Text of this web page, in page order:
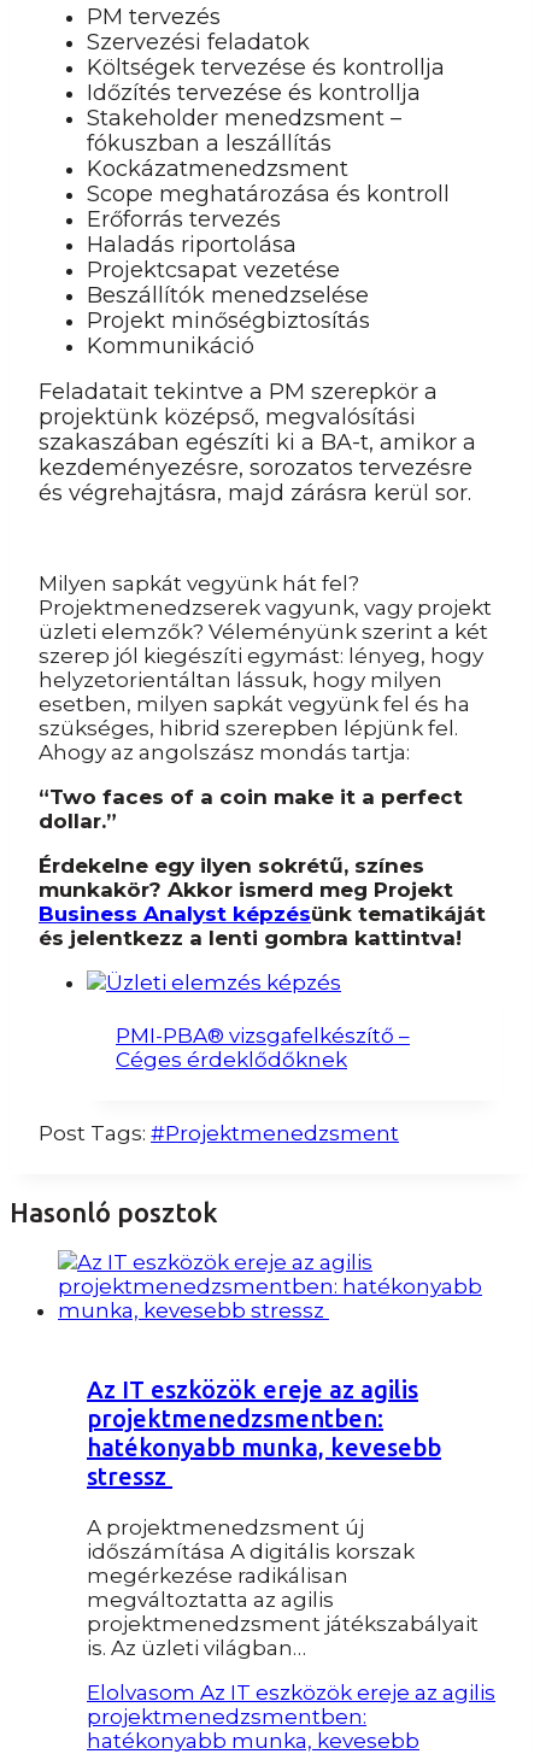
PM tervezés
Szervezési feladatok
Költségek tervezése és kontrollja
Időzítés tervezése és kontrollja
Stakeholder menedzsment –
fókuszban a leszállítás
Kockázatmenedzsment
Scope meghatározása és kontroll
Erőforrás tervezés
Haladás riportolása
Projektcsapat vezetése
Beszállítók menedzselése
Projekt minőségbiztosítás
Kommunikáció
Feladatait tekintve a PM szerepkör a
projektünk középső, megvalósítási
szakaszában egészíti ki a BA-t, amikor a
kezdeményezésre, sorozatos tervezésre
és végrehajtásra, majd zárásra kerül sor.
Milyen sapkát vegyünk hát fel?
Projektmenedzserek vagyunk, vagy projekt
üzleti elemzők? Véleményünk szerint a két
szerep jól kiegészíti egymást: lényeg, hogy
helyzetorientáltan lássuk, hogy milyen
esetben, milyen sapkát vegyünk fel és ha
szükséges, hibrid szerepben lépjünk fel.
Ahogy az angolszász mondás tartja:
“Two faces of a coin make it a perfect
dollar.”
Érdekelne egy ilyen sokrétű, színes
munkakör? Akkor ismerd meg Projekt
Business Analyst képzésünk tematikáját
és jelentkezz a lenti gombra kattintva!
PMI-PBA® vizsgafelkészítő –
Céges érdeklődőknek
Post Tags: #Projektmenedzsment
Hasonló posztok
Az IT eszközök ereje az agilis
projektmenedzsmentben:
hatékonyabb munka, kevesebb
stressz
A projektmenedzsment új
időszámítása A digitális korszak
megérkezése radikálisan
megváltoztatta az agilis
projektmenedzsment játékszabályait
is. Az üzleti világban…
Elolvasom Az IT eszközök ereje az agilis
projektmenedzsmentben:
hatékonyabb munka, kevesebb